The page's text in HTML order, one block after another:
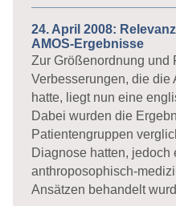
24. April 2008:
AMOS-Ergebnisse
Zur Größenordnung und
Verbesserungen, die die
hatte, liegt nun eine
Dabei wurden die
Patientengruppen
Diagnose hatten, jedoch
anthroposophisch-
Ansätzen behandelt